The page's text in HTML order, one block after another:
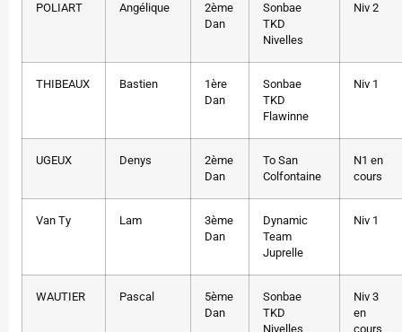
POLIART Angélique
2ème
Dan
Sonbae
TKD
Nivelles
Niv 2
THIBEAUX Bastien
1ère
Dan
Sonbae
TKD
Flawinne
Niv 1
UGEUX Denys
2ème
Dan
To San
Colfontaine
N1 en
cours
Van Ty Lam
3ème
Dan
Dynamic
Team
Juprelle
Niv 1
WAUTIER Pascal
5ème
Dan
Sonbae
TKD
Nivelles
Niv 3
en
cours